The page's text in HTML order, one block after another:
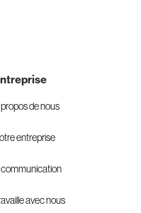
de nous
entreprise
communication
avec nous